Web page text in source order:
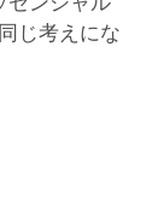
じ考えにな